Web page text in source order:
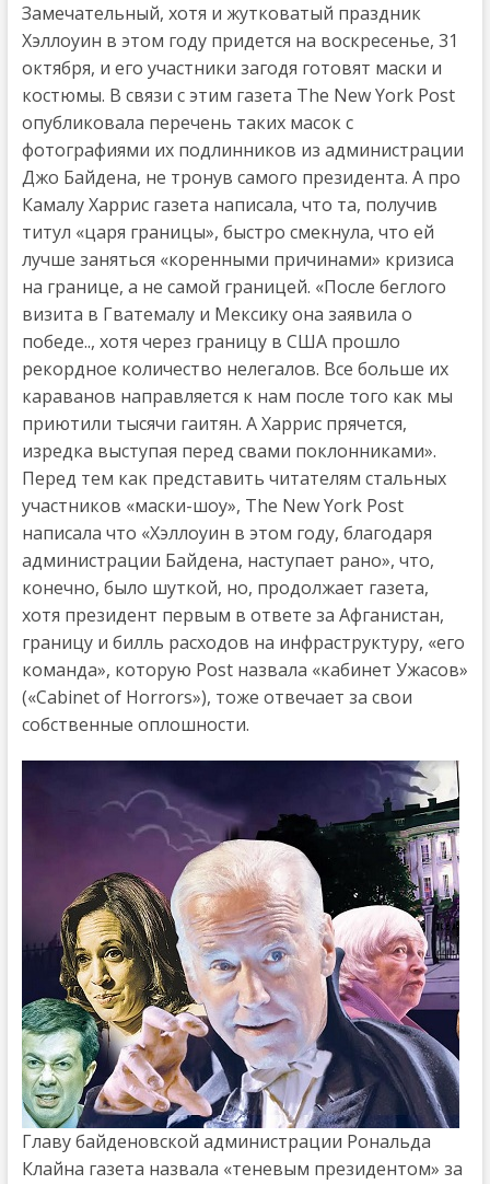
Замечательный, хотя и жутковатый праздник
Хэллоуин в этом году придется на воскресенье, 31
октября, и его участники загодя готовят маски и
костюмы. В связи с этим газета The New York Post
опубликовала перечень таких масок с
фотографиями их подлинников из администрации
Джо Байдена, не тронув самого президента. А про
Камалу Харрис газета написала, что та, получив
титул «царя границы», быстро смекнула, что ей
лучше заняться «коренными причинами» кризиса
на границе, а не самой границей. «После беглого
визита в Гватемалу и Мексику она заявила о
победе.., хотя через границу в США прошло
рекордное количество нелегалов. Все больше их
караванов направляется к нам после того как мы
приютили тысячи гаитян. А Харрис прячется,
изредка выступая перед свами поклонниками».
Перед тем как представить читателям стальных
участников «маски-шоу», The New York Post
написала что «Хэллоуин в этом году, благодаря
администрации Байдена, наступает рано», что,
конечно, было шуткой, но, продолжает газета,
хотя президент первым в ответе за Афганистан,
границу и билль расходов на инфраструктуру, «его
команда», которую Post назвала «кабинет Ужасов»
(«Cabinet of Horrors»), тоже отвечает за свои
собственные оплошности.
Главу байденовской администрации Рональда
Клайна газета назвала «теневым президентом» за